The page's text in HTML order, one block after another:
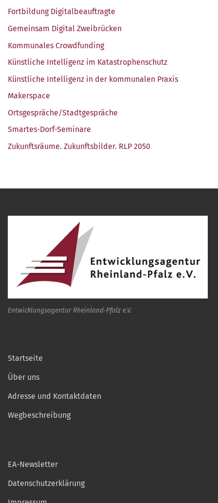
Fort­bil­dung Digitalbeauftragte
Gemein­sam Digi­tal Zweibrücken
Kom­mu­na­les Crowdfunding
Künst­li­che Intel­li­genz im Katastrophenschutz
Künst­li­che Intel­li­genz in der kom­mu­na­len Praxis
Maker­space
Ortsgespräche/​Stadtgespräche
Smar­tes-Dorf-Semi­na­re
Zukunfts­räu­me. Zukunfts­bil­der. RLP 2050
Entwicklungsagentur Rheinland-Pfalz e.V.
Startseite
Über uns
Adresse und Kontaktdaten
Wegbeschreibung
EA-Newsletter
Datenschutzerklärung